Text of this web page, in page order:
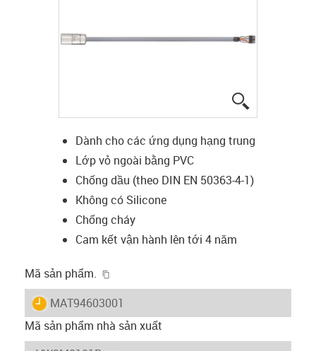
Dành cho các ứng dụng hạng trung
Lớp vỏ ngoài bằng PVC
Chống dầu (theo DIN EN 50363-4-1)
Không có Silicone
Chống cháy
Cam kết vận hành lên tới 4 năm
Mã sản phẩm.
igus-icon-lieferzeit
MAT94603001
Mã sản phẩm nhà sản xuất